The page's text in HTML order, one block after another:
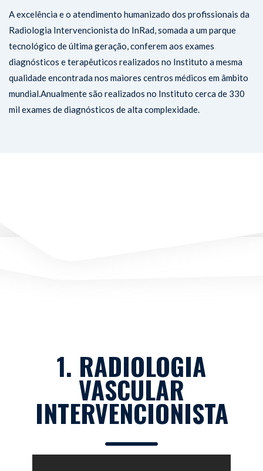
A excelência e o atendimento humanizado dos profissionais da
Radiologia Intervencionista do InRad, somada a um parque
tecnológico de última geração, conferem aos exames
diagnósticos e terapêuticos realizados no Instituto a mesma
qualidade encontrada nos maiores centros médicos em âmbito
mundial.Anualmente são realizados no Instituto cerca de 330
mil exames de diagnósticos de alta complexidade.
1. RADIOLOGIA
VASCULAR
INTERVENCIONISTA